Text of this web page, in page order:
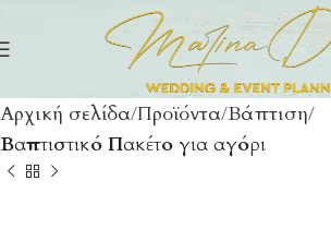
Αρχική σελίδα Προϊόντα Βάπτιση
Βαπτιστικό Πακέτο για αγόρι